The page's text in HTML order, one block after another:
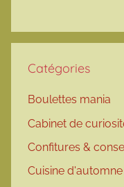
Catégories
Boulettes mania
Cabinet de
Confitures &
Cuisine d'automne